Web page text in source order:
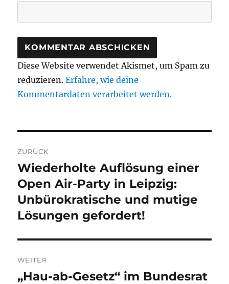
Diese Website verwendet Akismet, um Spam zu
reduzieren.Erfahre, wie deine
Kommentardaten verarbeitet werden.
ZURÜCK
Vorheriger
Beitrag:
Wiederholte Auflösung einer
Open Air-Party in Leipzig:
Unbürokratische und mutige
Lösungen gefordert!
WEITER
Nächster
„Hau-ab-Gesetz“ im Bundesrat